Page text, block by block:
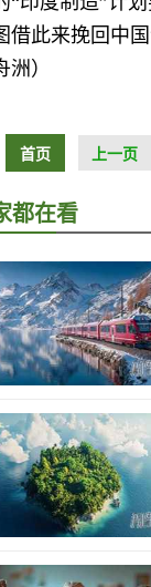
借此来挽回中
）
首页 上一页
都在看